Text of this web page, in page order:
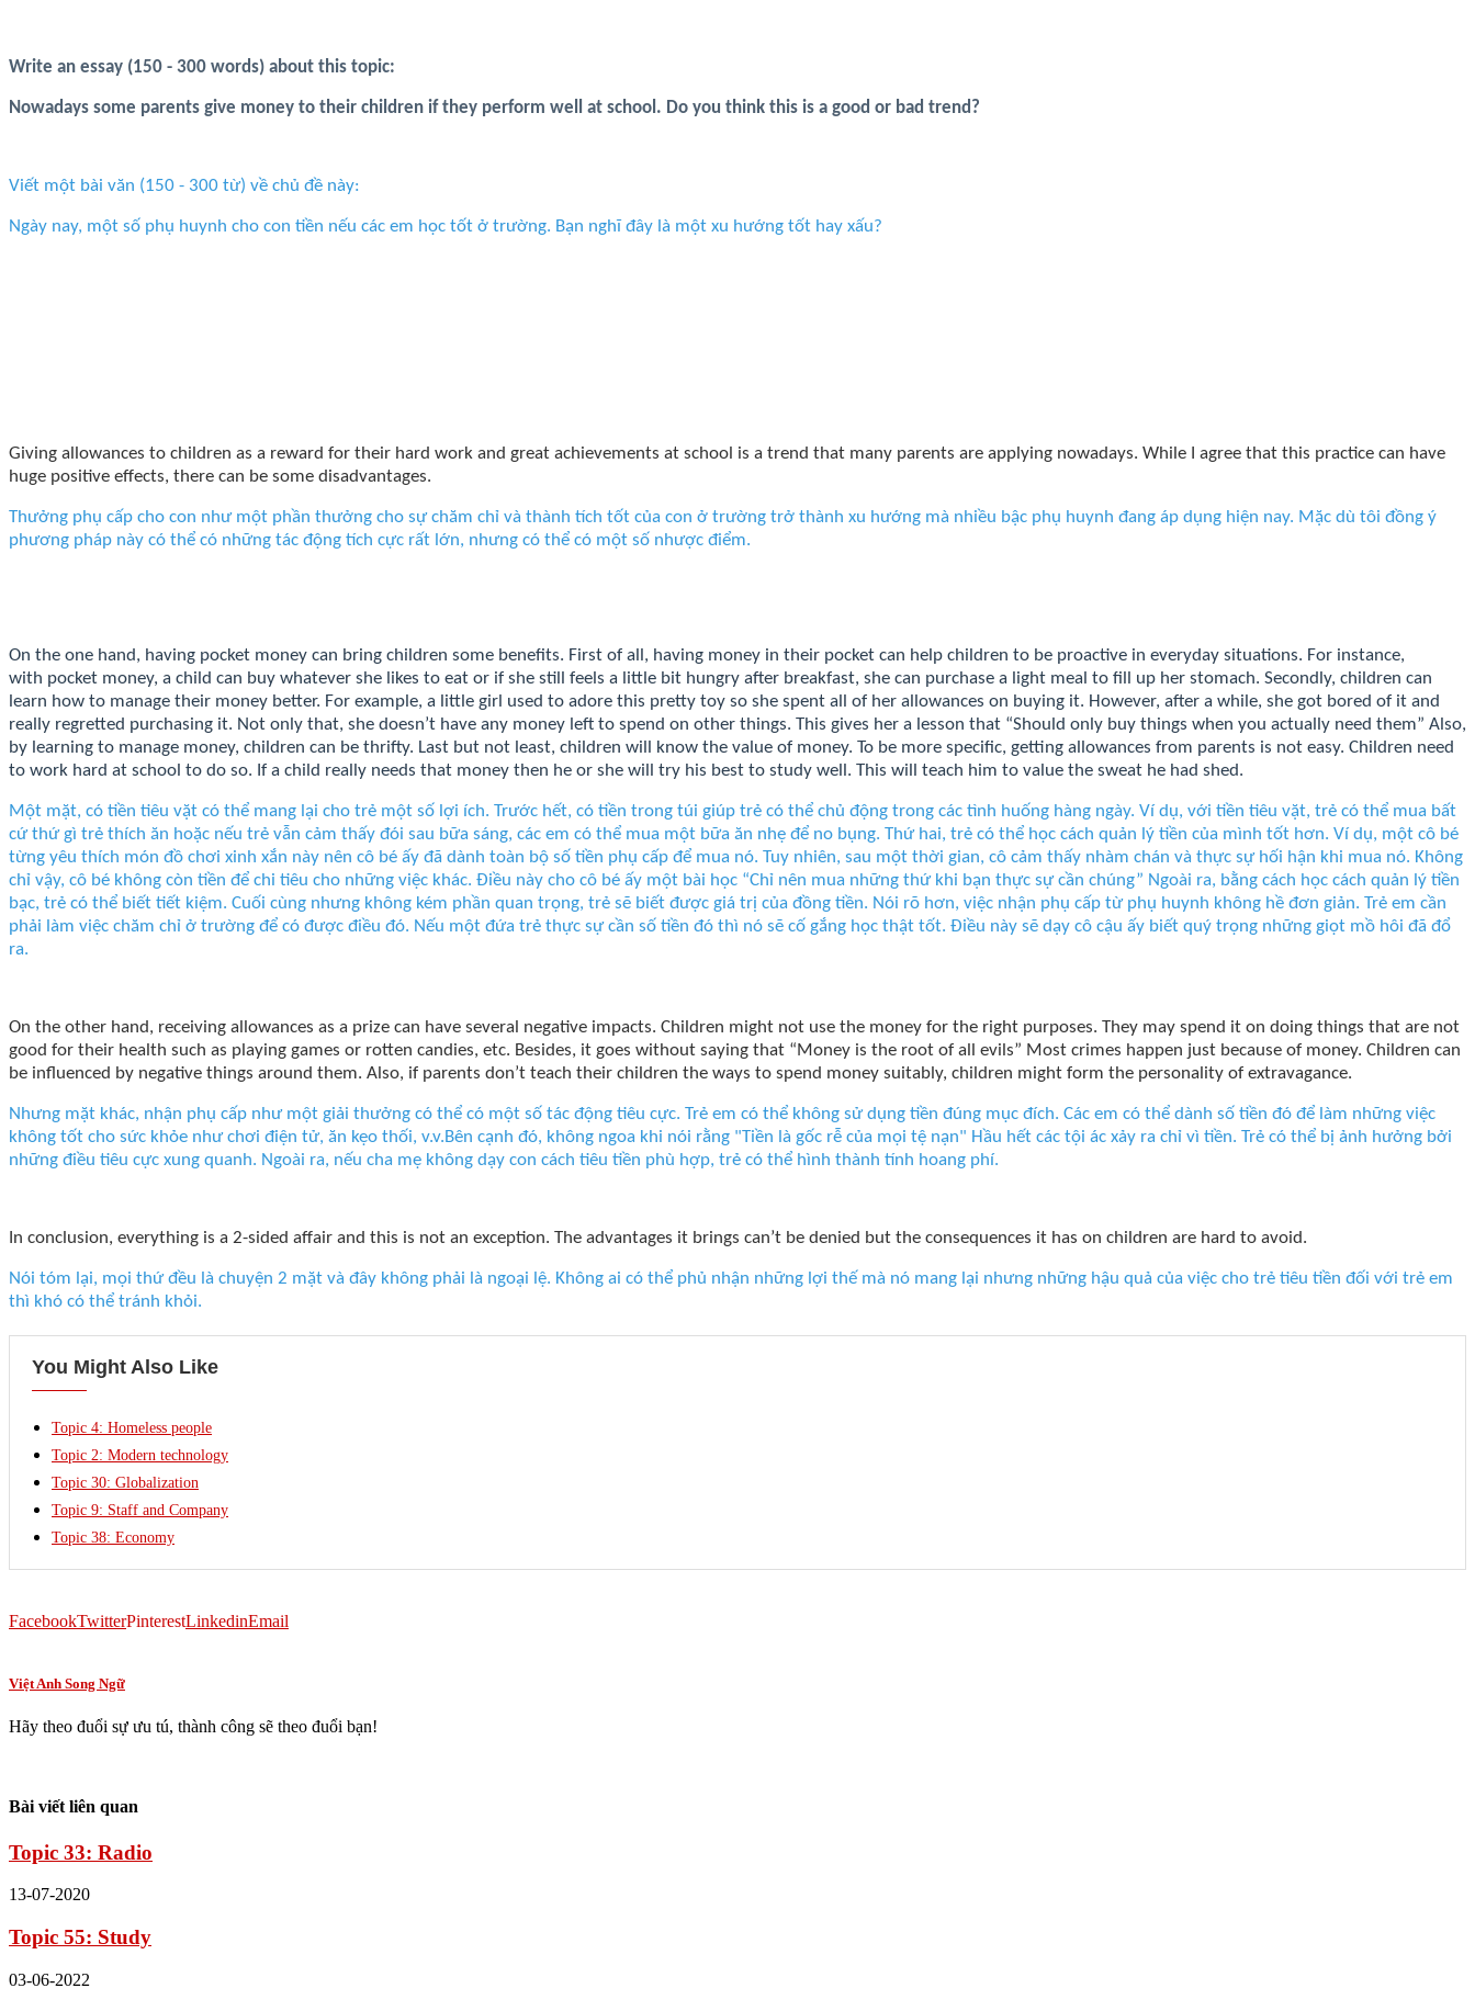
Write an essay (150 - 300 words) about this topic:
Nowadays some parents give money to their children if they perform well at school. Do you think this is a good or bad trend?
Viết một bài văn (150 - 300 từ) về chủ đề này:
Ngày nay, một số phụ huynh cho con tiền nếu các em học tốt ở trường. Bạn nghĩ đây là một xu hướng tốt hay xấu?
Giving allowances to children as a reward for their hard work and great achievements at school is a trend that many parents are applying nowadays. While I agree that this practice can have
huge positive effects, there can be some disadvantages.
Thưởng phụ cấp cho con như một phần thưởng cho sự chăm chỉ và thành tích tốt của con ở trường trở thành xu hướng mà nhiều bậc phụ huynh đang áp dụng hiện nay. Mặc dù tôi đồng ý
phương pháp này có thể có những tác động tích cực rất lớn, nhưng có thể có một số nhược điểm.
On the one hand, having pocket money can bring children some benefits. First of all, having money in their pocket can help children to be proactive in everyday situations. For instance,
with pocket money, a child can buy whatever she likes to eat or if she still feels a little bit hungry after breakfast, she can purchase a light meal to fill up her stomach. Secondly, children can
learn how to manage their money better. For example, a little girl used to adore this pretty toy so she spent all of her allowances on buying it. However, after a while, she got bored of it and
really regretted purchasing it. Not only that, she doesn’t have any money left to spend on other things. This gives her a lesson that “Should only buy things when you actually need them” Also,
by learning to manage money, children can be thrifty. Last but not least, children will know the value of money. To be more specific, getting allowances from parents is not easy. Children need
to work hard at school to do so. If a child really needs that money then he or she will try his best to study well. This will teach him to value the sweat he had shed.
Một mặt, có tiền tiêu vặt có thể mang lại cho trẻ một số lợi ích. Trước hết, có tiền trong túi giúp trẻ có thể chủ động trong các tình huống hàng ngày. Ví dụ, với tiền tiêu vặt, trẻ có thể mua bất
cứ thứ gì trẻ thích ăn hoặc nếu trẻ vẫn cảm thấy đói sau bữa sáng, các em có thể mua một bữa ăn nhẹ để no bụng. Thứ hai, trẻ có thể học cách quản lý tiền của mình tốt hơn. Ví dụ, một cô bé
từng yêu thích món đồ chơi xinh xắn này nên cô bé ấy đã dành toàn bộ số tiền phụ cấp để mua nó. Tuy nhiên, sau một thời gian, cô cảm thấy nhàm chán và thực sự hối hận khi mua nó. Không
chỉ vậy, cô bé không còn tiền để chi tiêu cho những việc khác. Điều này cho cô bé ấy một bài học “Chỉ nên mua những thứ khi bạn thực sự cần chúng” Ngoài ra, bằng cách học cách quản lý tiền
bạc, trẻ có thể biết tiết kiệm. Cuối cùng nhưng không kém phần quan trọng, trẻ sẽ biết được giá trị của đồng tiền. Nói rõ hơn, việc nhận phụ cấp từ phụ huynh không hề đơn giản. Trẻ em cần
phải làm việc chăm chỉ ở trường để có được điều đó. Nếu một đứa trẻ thực sự cần số tiền đó thì nó sẽ cố gắng học thật tốt. Điều này sẽ dạy cô cậu ấy biết quý trọng những giọt mồ hôi đã đổ
ra.
On the other hand, receiving allowances as a prize can have several negative impacts. Children might not use the money for the right purposes. They may spend it on doing things that are not
good for their health such as playing games or rotten candies, etc. Besides, it goes without saying that “Money is the root of all evils” Most crimes happen just because of money. Children can
be influenced by negative things around them. Also, if parents don’t teach their children the ways to spend money suitably, children might form the personality of extravagance.
Nhưng mặt khác, nhận phụ cấp như một giải thưởng có thể có một số tác động tiêu cực. Trẻ em có thể không sử dụng tiền đúng mục đích. Các em có thể dành số tiền đó để làm những việc
không tốt cho sức khỏe như chơi điện tử, ăn kẹo thối, v.v.Bên cạnh đó, không ngoa khi nói rằng "Tiền là gốc rễ của mọi tệ nạn" Hầu hết các tội ác xảy ra chỉ vì tiền. Trẻ có thể bị ảnh hưởng bởi
những điều tiêu cực xung quanh. Ngoài ra, nếu cha mẹ không dạy con cách tiêu tiền phù hợp, trẻ có thể hình thành tính hoang phí.
In conclusion, everything is a 2-sided affair and this is not an exception. The advantages it brings can’t be denied but the consequences it has on children are hard to avoid.
Nói tóm lại, mọi thứ đều là chuyện 2 mặt và đây không phải là ngoại lệ. Không ai có thể phủ nhận những lợi thế mà nó mang lại nhưng những hậu quả của việc cho trẻ tiêu tiền đối với trẻ em
thì khó có thể tránh khỏi.
You Might Also Like
Topic 4: Homeless people
Topic 2: Modern technology
Topic 30: Globalization
Topic 9: Staff and Company
Topic 38: Economy
FacebookTwitterPinterestLinkedinEmail
Việt Anh Song Ngữ
Hãy theo đuổi sự ưu tú, thành công sẽ theo đuổi bạn!
Bài viết liên quan
Topic 33: Radio
13-07-2020
Topic 55: Study
03-06-2022